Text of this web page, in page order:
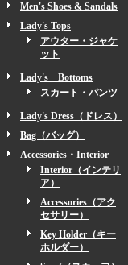
Men's Shoes & Sandals
Lady's Tops
アウター・ジャケ
ット
Lady's Bottoms
スカート・パンツ
Lady's Dress（ドレス）
Bag（バッグ）
Accessories・Interior
Interior（インテリ
ア）
Accessories（アク
セサリー）
Key Holder（キー
ホルダー）